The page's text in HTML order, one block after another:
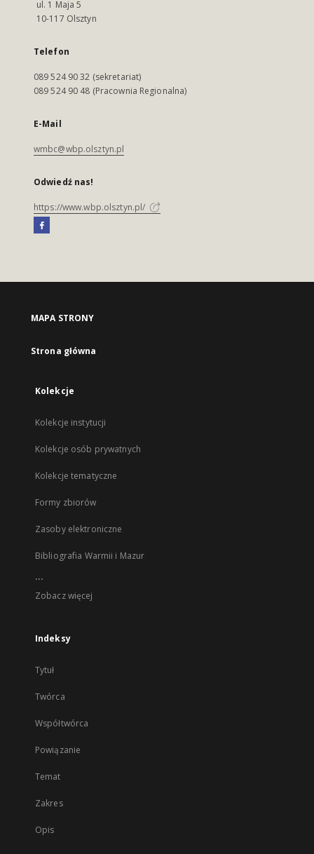
ul. 1 Maja 5
10-117 Olsztyn
Telefon
089 524 90 32 (sekretariat)
089 524 90 48 (Pracownia Regionalna)
E-Mail
wmbc@wbp.olsztyn.pl
Odwiedź nas!
https://www.wbp.olsztyn.pl/
MAPA STRONY
Strona główna
Kolekcje
Kolekcje instytucji
Kolekcje osób prywatnych
Kolekcje tematyczne
Formy zbiorów
Zasoby elektroniczne
Bibliografia Warmii i Mazur
...
Zobacz więcej
Indeksy
Tytuł
Twórca
Współtwórca
Powiązanie
Temat
Zakres
Opis